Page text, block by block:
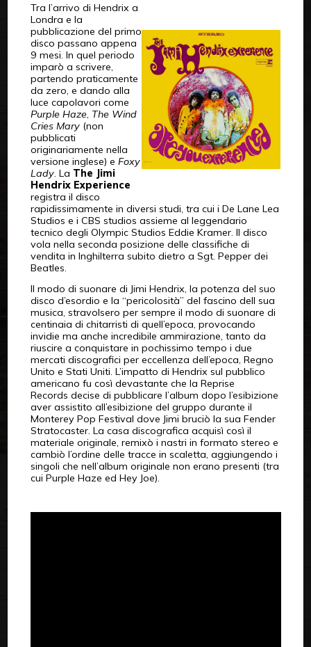
Tra l’arrivo di Hendrix a
Londra e la
pubblicazione del primo
disco passano appena
9 mesi. In quel periodo
imparò a scrivere,
partendo praticamente
da zero, e dando alla
luce capolavori come
Purple Haze, The Wind
Cries Mary(non
pubblicati
originariamente nella
versione inglese) e Foxy
Lady. La The Jimi
Hendrix Experience
registra il disco
rapidissimamente in diversi studi, tra cui i De Lane Lea
Studios e i CBS studios assieme al leggendario
tecnico degli Olympic Studios Eddie Kramer. Il disco
vola nella seconda posizione delle classifiche di
vendita in Inghilterra subito dietro a Sgt. Pepper dei
Beatles.
Il modo di suonare di Jimi Hendrix, la potenza del suo
disco d’esordio e la “pericolosità” del fascino dell sua
musica, stravolsero per sempre il modo di suonare di
centinaia di chitarristi di quell’epoca, provocando
invidie ma anche incredibile ammirazione, tanto da
riuscire a conquistare in pochissimo tempo i due
mercati discografici per eccellenza dell’epoca, Regno
Unito e Stati Uniti. L’impatto di Hendrix sul pubblico
americano fu così devastante che la Reprise
Records decise di pubblicare l’album dopo l’esibizione
aver assistito all’esibizione del gruppo durante il
Monterey Pop Festival dove Jimi bruciò la sua Fender
Stratocaster. La casa discografica acquisì così il
materiale originale, remixò i nastri in formato stereo e
cambiò l’ordine delle tracce in scaletta, aggiungendo i
singoli che nell’album originale non erano presenti (tra
cui Purple Haze ed Hey Joe).